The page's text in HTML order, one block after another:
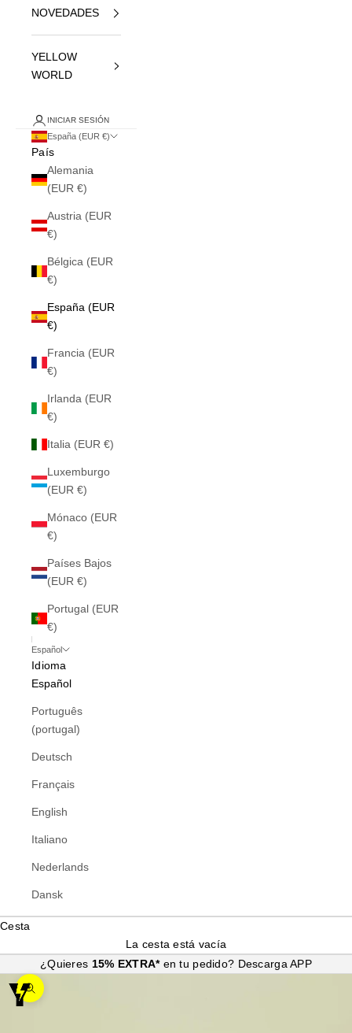
NOVEDADES
YELLOW
WORLD
INICIAR SESIÓN
España (EUR €)
País
Alemania
(EUR €)
Austria (EUR
€)
Bélgica (EUR
€)
España (EUR
€)
Francia (EUR
€)
Irlanda (EUR
€)
Italia (EUR €)
Luxemburgo
(EUR €)
Mónaco (EUR
€)
Países Bajos
(EUR €)
Portugal (EUR
€)
Español
Idioma
Español
Português
(portugal)
Deutsch
Français
English
Italiano
Nederlands
Dansk
Cesta
La cesta está vacía
¿Quieres 15% EXTRA* en tu pedido? Descarga APP
Zoom